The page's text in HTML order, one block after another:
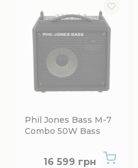
Phil Jones Bass M-7
Combo 50W Bass
16 599 грнНет в наличии